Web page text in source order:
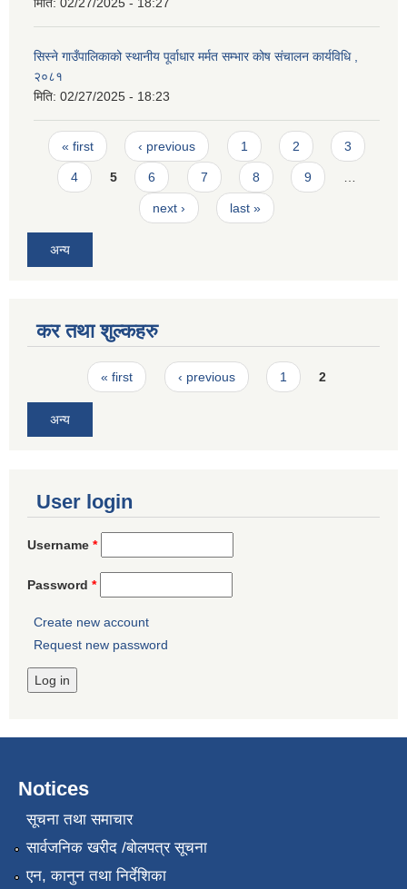
मिति: 02/27/2025 - 18:27
सिस्ने गाउँपालिकाको स्थानीय पूर्वाधार मर्मत सम्भार कोष संचालन कार्यविधि ,
२०८१
मिति: 02/27/2025 - 18:23
Pages
« first ‹ previous 1 2 3
4 5 6 7 8 9
next › last »
अन्य
कर तथा शुल्कहरु
Pages« first ‹ previous 1 2
अन्य
User login
Username *
Password *
Create new account
Request new password
Notices
सूचना तथा समाचार
सार्वजनिक खरीद /बोलपत्र सूचना
एन, कानुन तथा निर्देशिका